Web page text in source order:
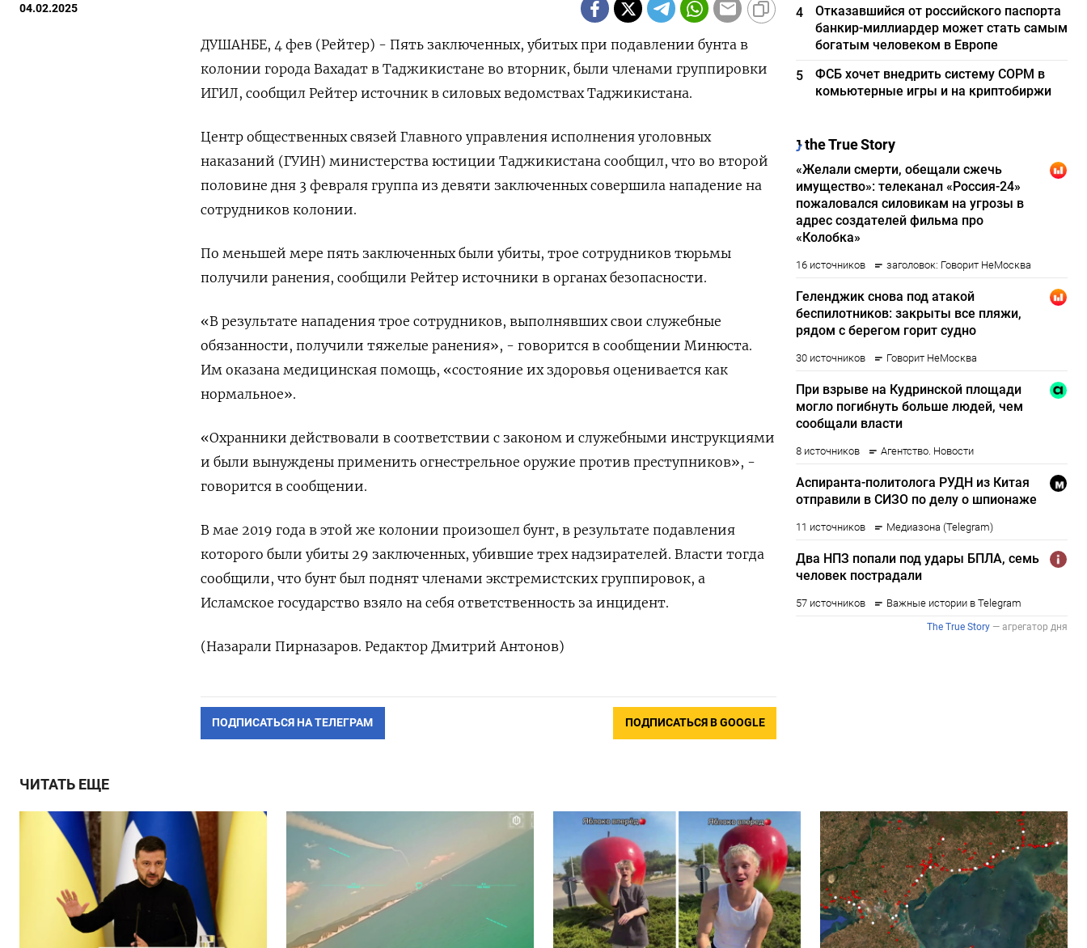
04.02.2025
ДУШАНБЕ, 4 фев (Рейтер) - Пять заключенных, убитых при подавлении бунта в
колонии города Вахадат в Таджикистане во вторник, были членами группировки
ИГИЛ, сообщил Рейтер источник в силовых ведомствах Таджикистана.
Центр общественных связей Главного управления исполнения уголовных
наказаний (ГУИН) министерства юстиции Таджикистана сообщил, что во второй
половине дня 3 февраля группа из девяти заключенных совершила нападение на
сотрудников колонии.
По меньшей мере пять заключенных были убиты, трое сотрудников тюрьмы
получили ранения, сообщили Рейтер источники в органах безопасности.
«В результате нападения трое сотрудников, выполнявших свои служебные
обязанности, получили тяжелые ранения», - говорится в сообщении Минюста.
Им оказана медицинская помощь, «состояние их здоровья оценивается как
нормальное».
«Охранники действовали в соответствии с законом и служебными инструкциями
и были вынуждены применить огнестрельное оружие против преступников», -
говорится в сообщении.
В мае 2019 года в этой же колонии произошел бунт, в результате подавления
которого были убиты 29 заключенных, убившие трех надзирателей. Власти тогда
сообщили, что бунт был поднят членами экстремистских группировок, а
Исламское государство взяло на себя ответственность за инцидент.
(Назарали Пирназаров. Редактор Дмитрий Антонов)
ПОДПИСАТЬСЯ НА ТЕЛЕГРАМ ПОДПИСАТЬСЯ В GOOGLE
4
Отказавшийся от российского паспорта
банкир-миллиардер может стать самым
богатым человеком в Европе
5
ФСБ хочет внедрить систему СОРМ в
комьютерные игры и на криптобиржи
ЧИТАТЬ ЕЩЕ